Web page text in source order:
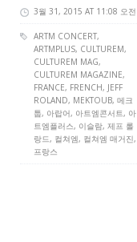
3월 31, 2015 AT 11:08 오전
ARTM CONCERT,
ARTMPLUS, CULTUREM,
CULTUREM MAG,
CULTUREM MAGAZINE,
FRANCE, FRENCH, JEFF
ROLAND, MEKTOUB, 메크
툽, 아랍어, 아트엠콘서트, 아
트엠플러스, 이슬람, 제프 롤
랑드, 컬쳐엠, 컬쳐엠 매거진,
프랑스